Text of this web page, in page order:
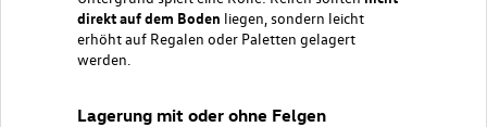
direkt auf dem Boden liegen, sondern leicht
erhöht auf Regalen oder Paletten gelagert
werden.
Lagerung mit oder ohne Felgen